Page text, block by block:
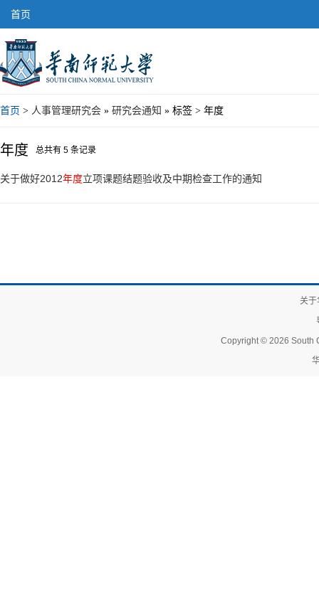
首页
首页 > 人事管理研究会 » 研究会通知 » 标签 > 年度
年度 总共有 5 条记录
关于做好2012年度立项课题结题验收及中期检查工作的通知
关于
Copyright © 2026 South